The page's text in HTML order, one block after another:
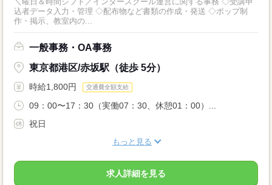
込者データ入力・管理 ◇配布物など書類の作成・発送 ◇ポップ制
作・掲示、教室内の...
一般事務・OA事務
東京都港区/赤坂駅（徒歩 5分）
時給1,800円 交通費全額支給
09：00〜17：30（実働07：30、休憩01：00）...
祝日
もっと見る
求人詳細を見る